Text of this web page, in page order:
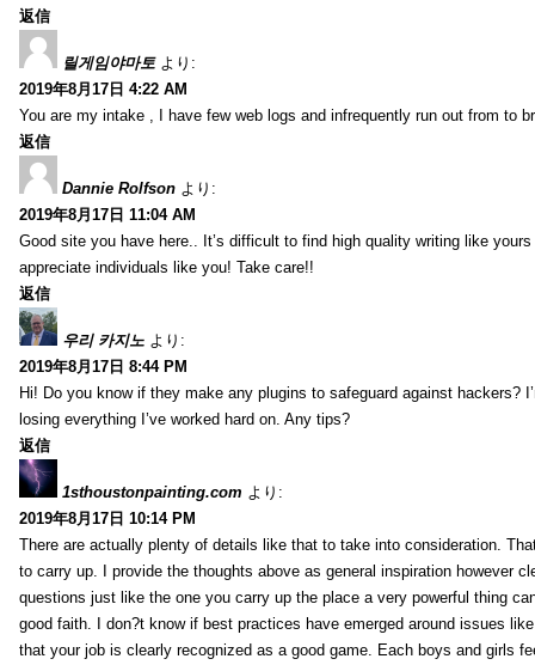
返信
릴게임야마토 より:
2019年8月17日 4:22 AM
You are my intake , I have few web logs and infrequently run out from to
返信
Dannie Rolfson より:
2019年8月17日 11:04 AM
Good site you have here.. It’s difficult to find high quality writing like
appreciate individuals like you! Take care!!
返信
우리 카지노 より:
2019年8月17日 8:44 PM
Hi! Do you know if they make any plugins to safeguard against hackers?
losing everything I’ve worked hard on. Any tips?
返信
1sthoustonpainting.com より:
2019年8月17日 10:14 PM
There are actually plenty of details like that to take into consideration.
to carry up. I provide the thoughts above as general inspiration however
questions just like the one you carry up the place a very powerful thing
good faith. I don?t know if best practices have emerged around issues
that your job is clearly recognized as a good game. Each boys and girls